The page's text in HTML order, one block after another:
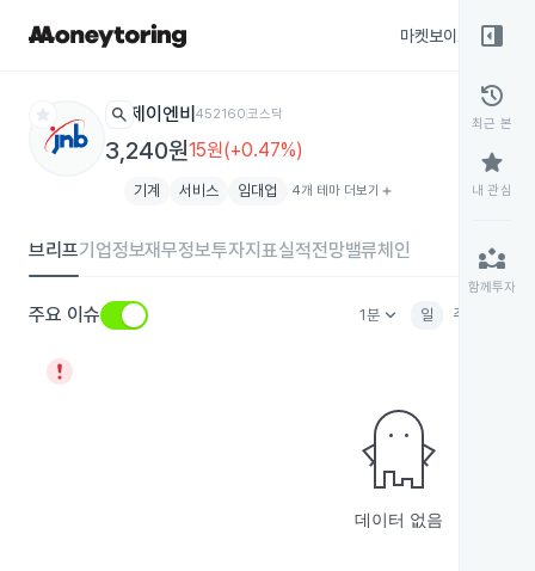
마켓보이스
star search 제이엔비 452160코스닥
3,240원15원(+0.47%)
기계 서비스 임대업 4개 테마 더보기 add
브리프기업정보재무정보투자지표실적전망밸류체인
주요 이슈 1분keyboard_arrow_down 일 주
right_panel_open
history
최근 본
star
내 관심
partner_exchange
함께투자